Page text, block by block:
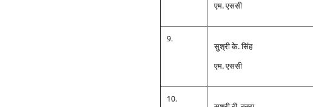
एम. एससी
9.
सुश्री के. सिंह
एम. एससी
10.